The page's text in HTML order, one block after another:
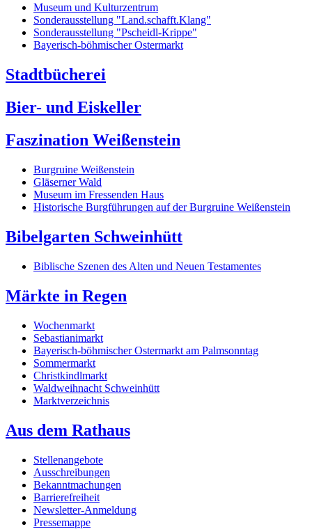
Museum und Kulturzentrum
Sonderausstellung "Land.schafft.Klang"
Sonderausstellung "Pscheidl-Krippe"
Bayerisch-böhmischer Ostermarkt
Stadtbücherei
Bier- und Eiskeller
Faszination Weißenstein
Burgruine Weißenstein
Gläserner Wald
Museum im Fressenden Haus
Historische Burgführungen auf der Burgruine Weißenstein
Bibelgarten Schweinhütt
Biblische Szenen des Alten und Neuen Testamentes
Märkte in Regen
Wochenmarkt
Sebastianimarkt
Bayerisch-böhmischer Ostermarkt am Palmsonntag
Sommermarkt
Christkindlmarkt
Waldweihnacht Schweinhütt
Marktverzeichnis
Aus dem Rathaus
Stellenangebote
Ausschreibungen
Bekanntmachungen
Barrierefreiheit
Newsletter-Anmeldung
Pressemappe